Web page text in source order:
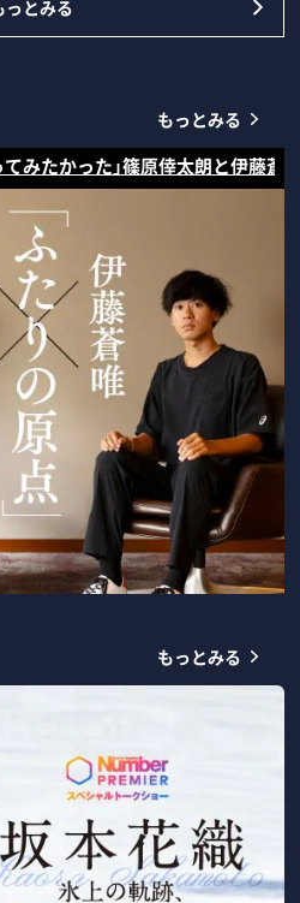
っとみる
もっとみる
てみたかった」篠原倖太朗と伊藤
もっとみる